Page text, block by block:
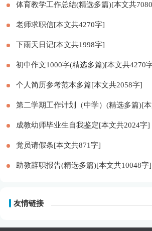
体育教学工作总结(精选多篇)[本文共
老师求职信[本文共4270字]
下雨天日记[本文共1998字]
初中作文1000字(精选多篇)[本文共4270
个人简历参考范本多篇[本文共2058字]
第二学期工作计划（中学）(精选多篇)[
成教幼师毕业生自我鉴定[本文共2024字]
党员请假条[本文共871字]
助教辞职报告(精选多篇)[本文共10048字]
友情链接